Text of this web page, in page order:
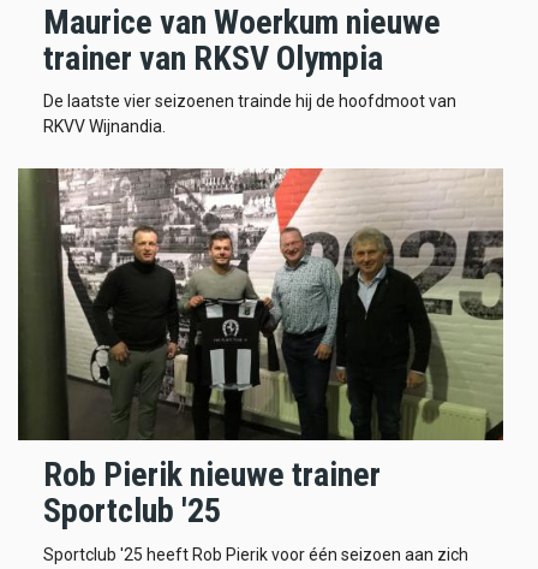
Maurice van Woerkum nieuwe
trainer van RKSV Olympia
De laatste vier seizoenen trainde hij de hoofdmoot van
RKVV Wijnandia.
Rob Pierik nieuwe trainer
Sportclub '25
Sportclub '25 heeft Rob Pierik voor één seizoen aan zich